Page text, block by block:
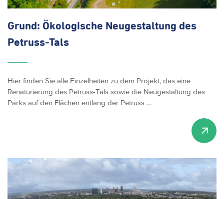
Grund: Ökologische Neugestaltung des
Petruss-Tals
Hier finden Sie alle Einzelheiten zu dem Projekt, das eine
Renaturierung des Petruss-Tals sowie die Neugestaltung des
Parks auf den Flächen entlang der Petruss …